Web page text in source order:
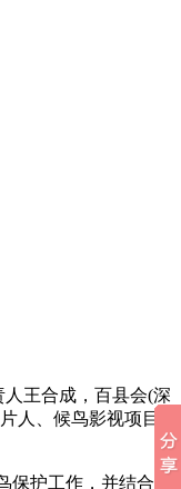
王合成，百县会(深
人、候鸟影视项目
护工作，并结合观